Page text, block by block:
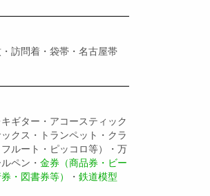
訪問着・袋帯・名古屋帯
ギター・アコースティック
クス・トランペット・クラ
フルート・ピッコロ等）・万
ペン・ 金券（商品券・ビー
・図書券等）
・ 鉄道模型